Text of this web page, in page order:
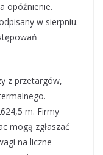
opóźnienie.
w sierpniu.
z przetargów,
m. Firmy
mogą zgłaszać
na liczne